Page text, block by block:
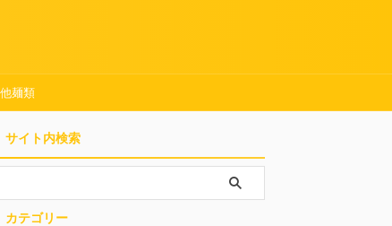
麺類
サイト内検索
カテゴリー